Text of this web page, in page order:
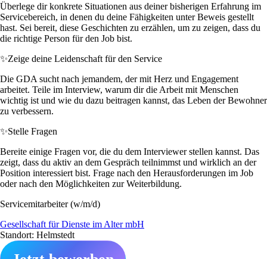
Überlege dir konkrete Situationen aus deiner bisherigen Erfahrung im
Servicebereich, in denen du deine Fähigkeiten unter Beweis gestellt
hast. Sei bereit, diese Geschichten zu erzählen, um zu zeigen, dass du
die richtige Person für den Job bist.
✨Zeige deine Leidenschaft für den Service
Die GDA sucht nach jemandem, der mit Herz und Engagement
arbeitet. Teile im Interview, warum dir die Arbeit mit Menschen
wichtig ist und wie du dazu beitragen kannst, das Leben der Bewohner
zu verbessern.
✨Stelle Fragen
Bereite einige Fragen vor, die du dem Interviewer stellen kannst. Das
zeigt, dass du aktiv an dem Gespräch teilnimmst und wirklich an der
Position interessiert bist. Frage nach den Herausforderungen im Job
oder nach den Möglichkeiten zur Weiterbildung.
Servicemitarbeiter (w/m/d)
Gesellschaft für Dienste im Alter mbH
Standort: Helmstedt